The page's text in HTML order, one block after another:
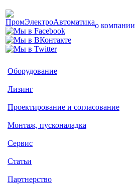
о компании
Оборудование
Лизинг
Проектирование и согласование
Монтаж, пусконаладка
Сервис
Статьи
Партнерство